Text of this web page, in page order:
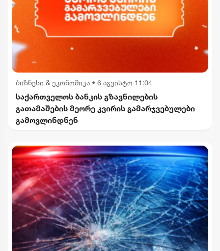
ბიზნესი & ეკონომიკა • 6 აგვისტო 11:04
საქართველოს ბანკის გზავნილების
გათამაშების მეორე კვირის გამარჯვებულები
გამოვლინდნენ